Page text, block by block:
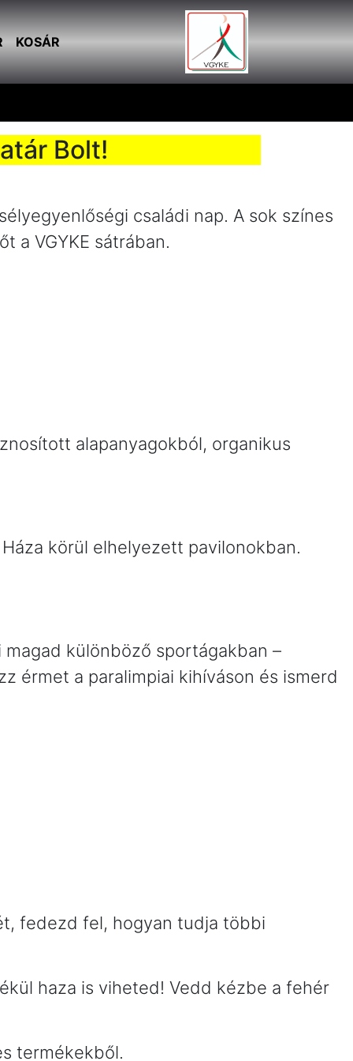
KOSÁR
Bolt!
családi nap. A sok színes
a VGYKE sátrában.
alapanyagokból, organikus
körül elhelyezett pavilonokban.
különböző sportágakban –
érmet a paralimpiai kihíváson és ismerd
fedezd fel, hogyan tudja többi
haza is viheted! Vedd kézbe a fehér
termékekből.